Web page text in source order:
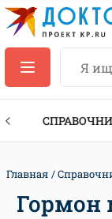
Главная
Гормон